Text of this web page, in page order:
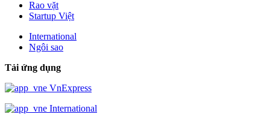
Rao vặt
Startup Việt
International
Ngôi sao
Tải ứng dụng
VnExpress
International